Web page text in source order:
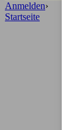
Anmelden›
Startseite